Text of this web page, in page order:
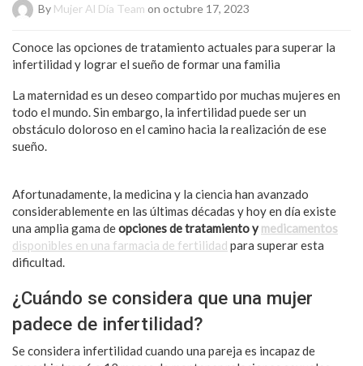
By Mujer Al Día Team on octubre 17, 2023
Conoce las opciones de tratamiento actuales para superar la
infertilidad y lograr el sueño de formar una familia
La maternidad es un deseo compartido por muchas mujeres en
todo el mundo. Sin embargo, la infertilidad puede ser un
obstáculo doloroso en el camino hacia la realización de ese
sueño.
Afortunadamente, la medicina y la ciencia han avanzado
considerablemente en las últimas décadas y hoy en día existe
una amplia gama deopciones de tratamiento ymedicamentos
disponibles en una farmacia de fertilidad para superar esta
dificultad.
¿Cuándo se considera que una mujer
padece de infertilidad?
Se considera infertilidad cuando una pareja es incapaz de